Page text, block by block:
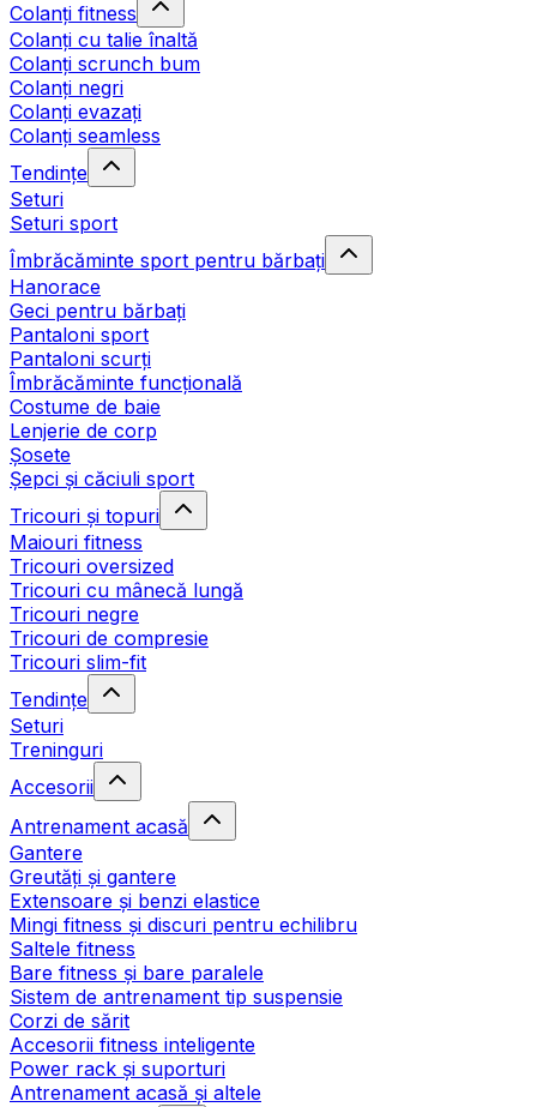
Colanți fitness
Colanți cu talie înaltă
Colanți scrunch bum
Colanți negri
Colanți evazați
Colanți seamless
Tendințe
Seturi
Seturi sport
Îmbrăcăminte sport pentru bărbați
Hanorace
Geci pentru bărbați
Pantaloni sport
Pantaloni scurți
Îmbrăcăminte funcțională
Costume de baie
Lenjerie de corp
Șosete
Șepci și căciuli sport
Tricouri și topuri
Maiouri fitness
Tricouri oversized
Tricouri cu mânecă lungă
Tricouri negre
Tricouri de compresie
Tricouri slim-fit
Tendințe
Seturi
Treninguri
Accesorii
Antrenament acasă
Gantere
Greutăți și gantere
Extensoare și benzi elastice
Mingi fitness și discuri pentru echilibru
Saltele fitness
Bare fitness și bare paralele
Sistem de antrenament tip suspensie
Corzi de sărit
Accesorii fitness inteligente
Power rack și suporturi
Antrenament acasă și altele